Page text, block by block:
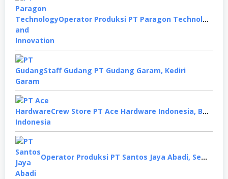
Operator Produksi PT Paragon Technology and Innovation, Tangerang
Staff Gudang PT Gudang Garam, Kediri
Crew Store PT Ace Hardware Indonesia, Bekasi
Operator Produksi PT Santos Jaya Abadi, Semarang